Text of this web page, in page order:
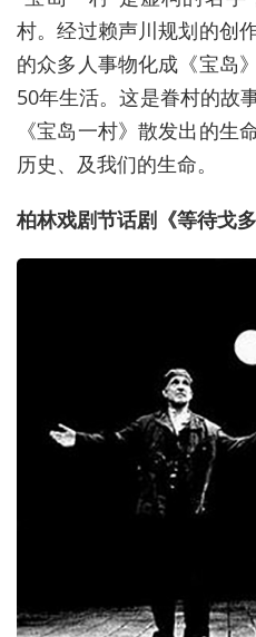
村。经过赖声川规划的创
的众多人事物化成《宝岛
50年生活。这是眷村的故
《宝岛一村》散发出的生
历史、及我们的生命。
柏林戏剧节话剧《等待戈多